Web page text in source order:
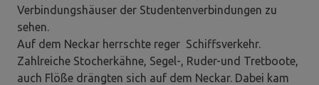
Verbindungshäuser der Studentenverbindungen zu
sehen.
Auf dem Neckar herrschte reger Schiffsverkehr.
Zahlreiche Stocherkähne, Segel-, Ruder-und Tretboote,
auch Flöße drängten sich auf dem Neckar. Dabei kam